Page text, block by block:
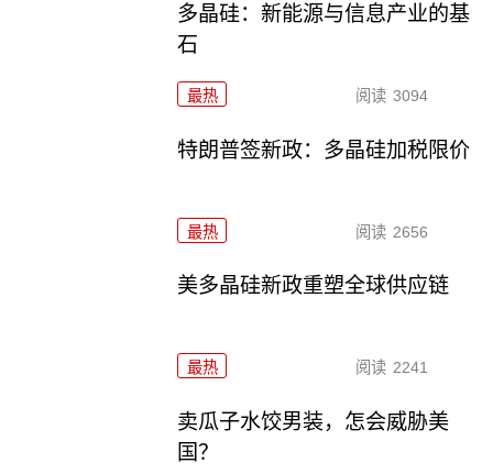
多晶硅：新能源与信息产业的基
石
最热 阅读 3094
特朗普签新政：多晶硅加税限价
最热 阅读 2656
美多晶硅新政重塑全球供应链
最热 阅读 2241
卖瓜子水饺男装，怎会威胁美
国？